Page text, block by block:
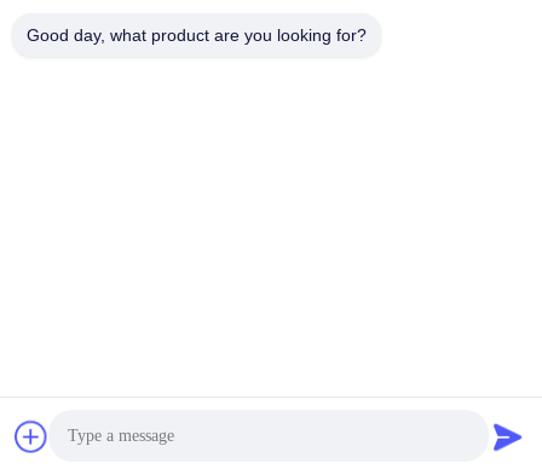
Good day, what product are you looking for?